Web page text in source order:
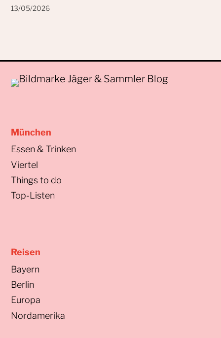
13/05/2026
München
Essen & Trinken
Viertel
Things to do
Top-Listen
Reisen
Bayern
Berlin
Europa
Nordamerika